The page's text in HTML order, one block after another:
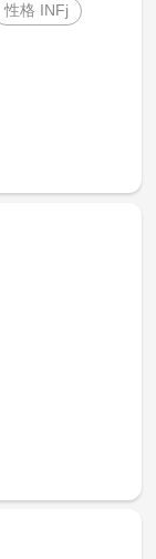
性格 INFj